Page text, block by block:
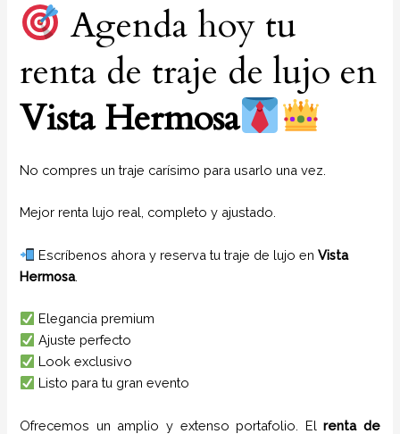
Agenda hoy tu
renta de traje de lujo en
Vista Hermosa
No compres un traje carísimo para usarlo una vez.
Mejor renta lujo real, completo y ajustado.
Escríbenos ahora y reserva tu traje de lujo enVista
Hermosa.
Elegancia premium
Ajuste perfecto
Look exclusivo
Listo para tu gran evento
Ofrecemos un amplio y extenso portafolio. Elrenta de